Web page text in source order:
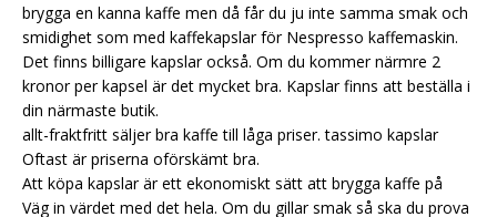
brygga en kanna kaffe men då får du ju inte samma smak och
smidighet som med kaffekapslar för Nespresso kaffemaskin.
Det finns billigare kapslar också. Om du kommer närmre 2
kronor per kapsel är det mycket bra. Kapslar finns att beställa i
din närmaste butik.
allt-fraktfritt säljer bra kaffe till låga priser.tassimo kapslar
Oftast är priserna oförskämt bra.
Att köpa kapslar är ett ekonomiskt sätt att brygga kaffe på
Väg in värdet med det hela. Om du gillar smak så ska du prova